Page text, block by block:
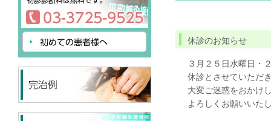
休診のお知らせ
３月２５日水曜日・
休診とさせていただ
大変ご迷惑をおかけ
よろしくお願いいた